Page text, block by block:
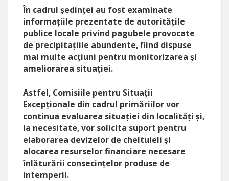
În cadrul ședinței au fost examinate
informațiile prezentate de autoritățile
publice locale privind pagubele provocate
de precipitațiile abundente, fiind dispuse
mai multe acțiuni pentru monitorizarea și
ameliorarea situației.
Astfel, Comisiile pentru Situații
Excepționale din cadrul primăriilor vor
continua evaluarea situației din localități și,
la necesitate, vor solicita suport pentru
elaborarea devizelor de cheltuieli și
alocarea resurselor financiare necesare
înlăturării consecințelor produse de
intemperii.